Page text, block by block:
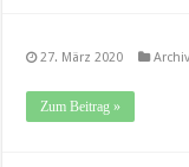
27. März 2020 Archiv
Zum Beitrag »